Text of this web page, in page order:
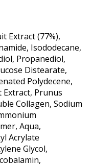
Extract (77%),
Isododecane,
Propanediol,
Distearate,
Polydecene,
Extract, Prunus
Collagen, Sodium
Aqua,
Acrylate
Glycol,